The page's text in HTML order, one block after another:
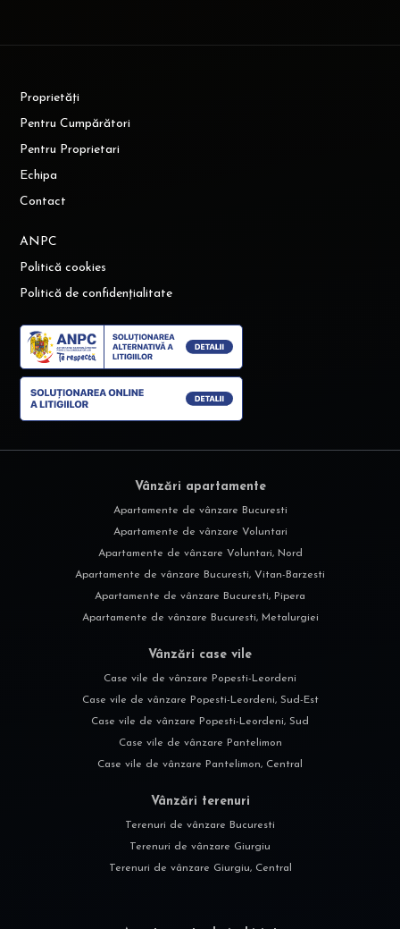
Proprietăți
Pentru Cumpărători
Pentru Proprietari
Echipa
Contact
ANPC
Politică cookies
Politică de confidențialitate
Vânzări apartamente
Apartamente de vânzare Bucuresti
Apartamente de vânzare Voluntari
Apartamente de vânzare Voluntari, Nord
Apartamente de vânzare Bucuresti, Vitan-Barzesti
Apartamente de vânzare Bucuresti, Pipera
Apartamente de vânzare Bucuresti, Metalurgiei
Vânzări case vile
Case vile de vânzare Popesti-Leordeni
Case vile de vânzare Popesti-Leordeni, Sud-Est
Case vile de vânzare Popesti-Leordeni, Sud
Case vile de vânzare Pantelimon
Case vile de vânzare Pantelimon, Central
Vânzări terenuri
Terenuri de vânzare Bucuresti
Terenuri de vânzare Giurgiu
Terenuri de vânzare Giurgiu, Central